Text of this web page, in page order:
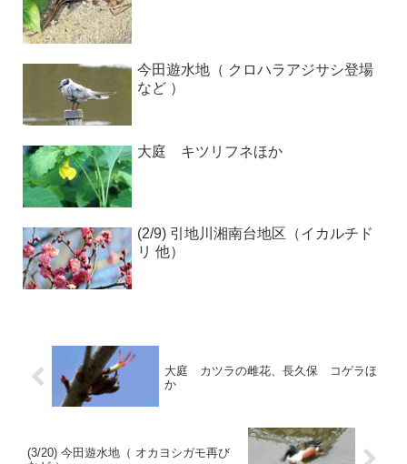
今田遊水地（ クロハラアジサシ登場
など ）
大庭 キツリフネほか
(2/9) 引地川湘南台地区（イカルチド
リ 他）
大庭 カツラの雌花、長久保 コゲラほ
か
(3/20) 今田遊水地（ オカヨシガモ再び